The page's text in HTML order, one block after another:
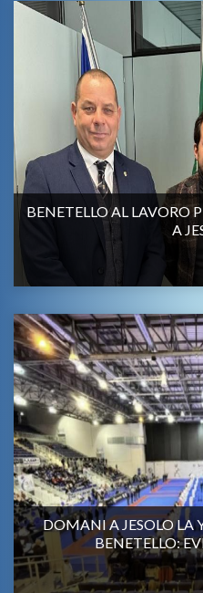
BENETELLO AL LAVORO
A
DOMANI A JESOLO LA
BENETELLO: